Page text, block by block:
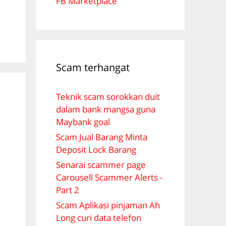
Scam terhangat
Teknik scam sorokkan duit
dalam bank mangsa guna
Maybank goal
Scam Jual Barang Minta
Deposit Lock Barang
Senarai scammer page
Carousell Scammer Alerts -
Part 2
Scam Aplikasi pinjaman Ah
Long curi data telefon